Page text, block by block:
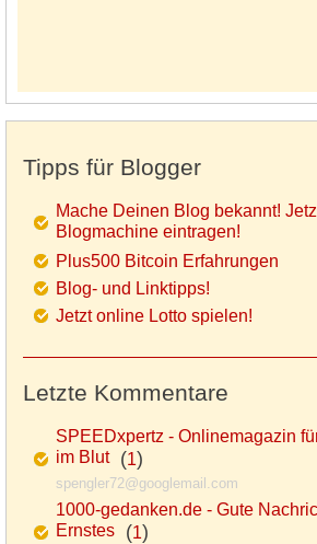
Tipps für Blogger
Mache Deinen Blog bekannt!
Blogmachine eintragen!
Plus500 Bitcoin Erfahrungen
Blog- und Linktipps!
Jetzt online Lotto spielen!
Letzte Kommentare
SPEEDxpertz - Onlinemagazin
im Blut(1)
spengler72@googlemail.com
1000-gedanken.de - Gute
Ernstes (1)